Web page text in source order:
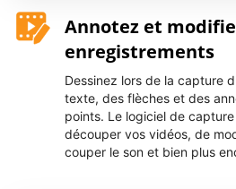
Annotez et
enregistrements
Dessinez lors de la capture
texte, des flèches et des
points. Le logiciel de
découper vos vidéos, de
couper le son et bien plus